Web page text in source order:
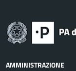
AMMINISTRAZIONE